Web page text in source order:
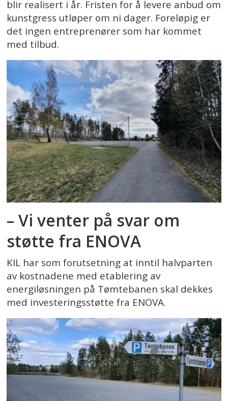
blir realisert i år. Fristen for å levere anbud om
kunstgress utløper om ni dager. Foreløpig er
det ingen entreprenører som har kommet
med tilbud.
– Vi venter på svar om
støtte fra ENOVA
KIL har som forutsetning at inntil halvparten
av kostnadene med etablering av
energiløsningen på Tømtebanen skal dekkes
med investeringsstøtte fra ENOVA.